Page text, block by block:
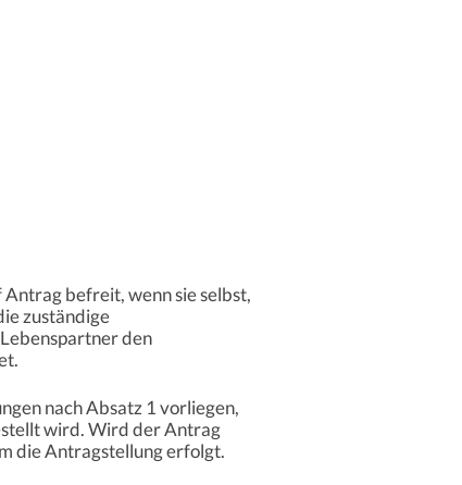
befreit, wenn sie selbst,
zuständige
den
nach Absatz 1 vorliegen,
wird. Wird der Antrag
die Antragstellung erfolgt.